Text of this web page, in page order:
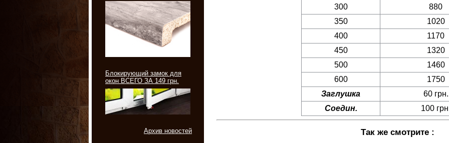
Блокирующий замок для
окон ВСЕГО ЗА 149 грн.
Архив новостей
300
880
350
1020
400
1170
450
1320
500
1460
600
1750
Заглушка
60 грн.
Соедин.
100
Так же смотрите :